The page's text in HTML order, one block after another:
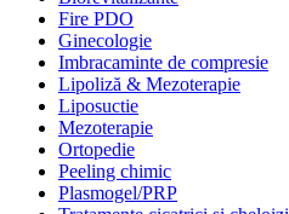
Fire PDO
Ginecologie
Imbracaminte de compresie
Lipoliză & Mezoterapie
Liposuctie
Mezoterapie
Ortopedie
Peeling chimic
Plasmogel/PRP